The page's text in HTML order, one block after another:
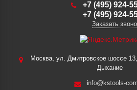
+7 (495) 924-
+7 (495) 924-
Заказать
Москва, ул. Дмитровское шоссе
Дыхание
info@kstools-